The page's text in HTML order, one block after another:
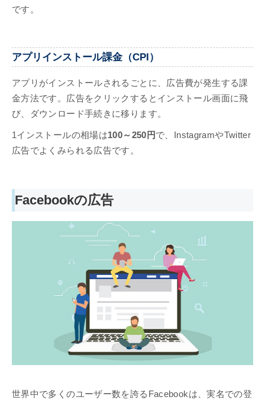
です。
アプリインストール課金（CPI）
アプリがインストールされるごとに、広告費が発生する課
金方法です。広告をクリックするとインストール画面に飛
び、ダウンロード手続きに移ります。
1インストールの相場は100～250円で、InstagramやTwitter
広告でよくみられる広告です。
Facebookの広告
世界中で多くのユーザー数を誇るFacebookは、実名での登